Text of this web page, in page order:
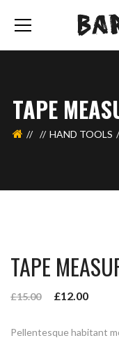
TAPE
HAND TOOLS
TAPE
£15.00 £12.00
Pellentesque habitant